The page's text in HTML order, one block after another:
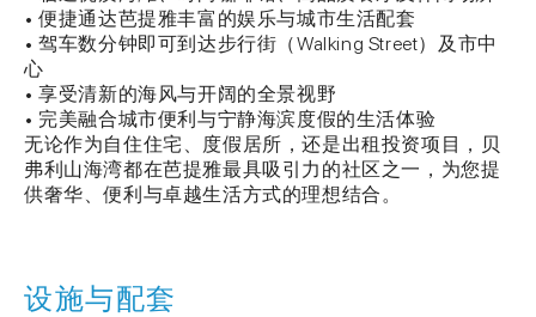
• 便捷通达芭提雅丰富的娱乐与城市生活配套
• 驾车数分钟即可到达步行街（Walking Street）及市中
心
• 享受清新的海风与开阔的全景视野
• 完美融合城市便利与宁静海滨度假的生活体验
无论作为自住住宅、度假居所，还是出租投资项目，贝
弗利山海湾都在芭提雅最具吸引力的社区之一，为您提
供奢华、便利与卓越生活方式的理想结合。
设施与配套